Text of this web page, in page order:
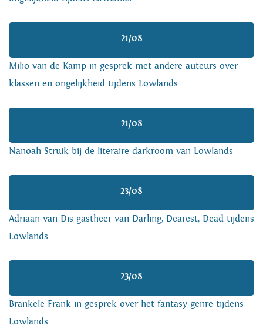
21/08
Milio van de Kamp in gesprek met andere auteurs over
klassen en ongelijkheid tijdens Lowlands
21/08
Nanoah Struik bij de literaire darkroom van Lowlands
23/08
Adriaan van Dis gastheer van Darling, Dearest, Dead tijdens
Lowlands
23/08
Brankele Frank in gesprek over het fantasy genre tijdens
Lowlands